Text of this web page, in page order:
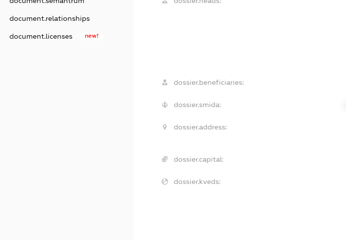
document.relationships
document.licenses new!
dossier.beneficiaries:
dossier.smida:
dossier.address:
dossier.capital:
dossier.kveds: